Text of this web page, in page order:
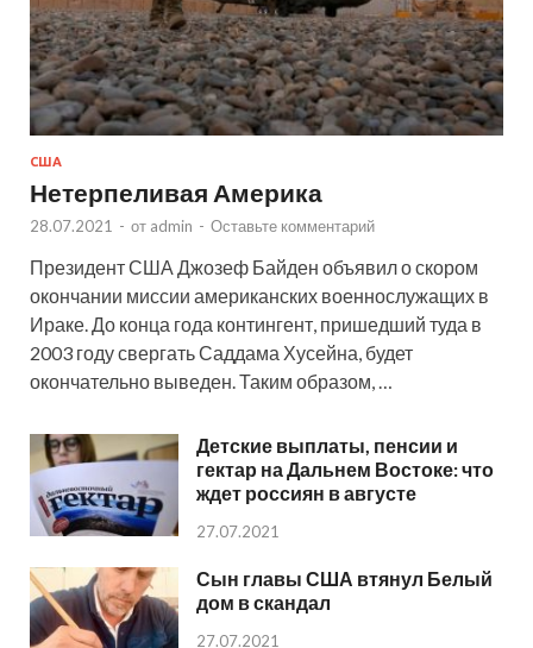
США
Нетерпеливая Америка
28.07.2021 - от admin - Оставьте комментарий
Президент США Джозеф Байден объявил о скором
окончании миссии американских военнослужащих в
Ираке. До конца года контингент, пришедший туда в
2003 году свергать Саддама Хусейна, будет
окончательно выведен. Таким образом, …
Детские выплаты, пенсии и
гектар на Дальнем Востоке: что
ждет россиян в августе
27.07.2021
Сын главы США втянул Белый
дом в скандал
27.07.2021